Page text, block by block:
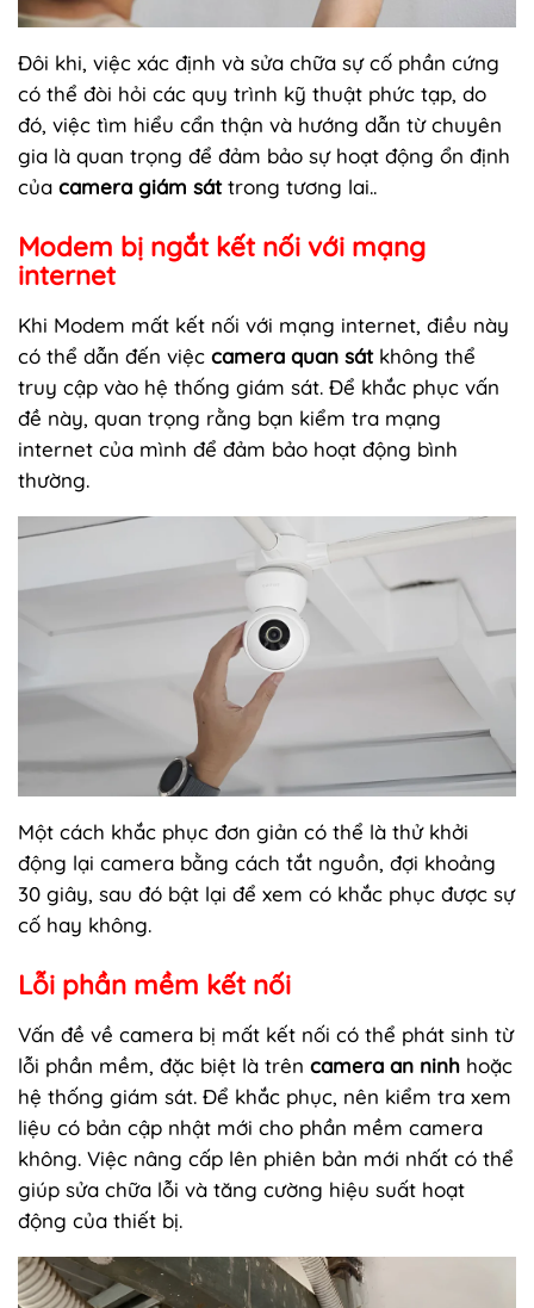
Đôi khi, việc xác định và sửa chữa sự cố phần cứng
có thể đòi hỏi các quy trình kỹ thuật phức tạp, do
đó, việc tìm hiểu cẩn thận và hướng dẫn từ chuyên
gia là quan trọng để đảm bảo sự hoạt động ổn định
của camera giám sáttrong tương lai..
Modem bị ngắt kết nối với mạng
internet
Khi Modem mất kết nối với mạng internet, điều này
có thể dẫn đến việc camera quan sátkhông thể
truy cập vào hệ thống giám sát. Để khắc phục vấn
đề này, quan trọng rằng bạn kiểm tra mạng
internet của mình để đảm bảo hoạt động bình
thường.
Một cách khắc phục đơn giản có thể là thử khởi
động lại camera bằng cách tắt nguồn, đợi khoảng
30 giây, sau đó bật lại để xem có khắc phục được sự
cố hay không.
Lỗi phần mềm kết nối
Vấn đề về camera bị mất kết nối có thể phát sinh từ
lỗi phần mềm, đặc biệt là trên camera an ninh hoặc
hệ thống giám sát. Để khắc phục, nên kiểm tra xem
liệu có bản cập nhật mới cho phần mềm camera
không. Việc nâng cấp lên phiên bản mới nhất có thể
giúp sửa chữa lỗi và tăng cường hiệu suất hoạt
động của thiết bị.